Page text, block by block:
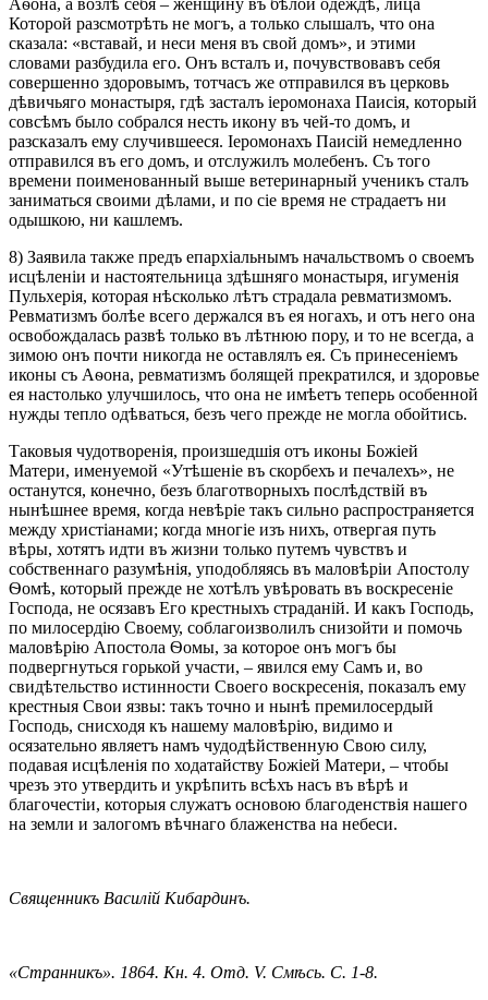
Которой разсмотрѣть не могъ, а только слышалъ, что она
сказала: «вставай, и неси меня въ свой домъ», и этими
словами разбудила его. Онъ всталъ и, почувствовавъ себя
совершенно здоровымъ, тотчасъ же отправился въ церковь
дѣвичьяго монастыря, гдѣ засталъ іеромонаха Паисія, который
совсѣмъ было собрался несть икону въ чей-то домъ, и
разсказалъ ему случившееся. Іеромонахъ Паисій немедленно
отправился въ его домъ, и отслужилъ молебенъ. Съ того
времени поименованный выше ветеринарный ученикъ сталъ
заниматься своими дѣлами, и по сіе время не страдаетъ ни
одышкою, ни кашлемъ.
8) Заявила также предъ епархіальнымъ начальствомъ о своемъ
исцѣленіи и настоятельница здѣшняго монастыря, игуменія
Пульхерія, которая нѣсколько лѣтъ страдала ревматизмомъ.
Ревматизмъ болѣе всего держался въ ея ногахъ, и отъ него она
освобождалась развѣ только въ лѣтнюю пору, и то не всегда, а
зимою онъ почти никогда не оставлялъ ея. Съ принесеніемъ
иконы съ Аѳона, ревматизмъ болящей прекратился, и здоровье
ея настолько улучшилось, что она не имѣетъ теперь особенной
нужды тепло одѣваться, безъ чего прежде не могла обойтись.
Таковыя чудотворенія, произшедшія отъ иконы Божіей
Матери, именуемой «Утѣшеніе въ скорбехъ и печалехъ», не
останутся, конечно, безъ благотворныхъ послѣдствій въ
нынѣшнее время, когда невѣріе такъ сильно распространяется
между христіанами; когда многіе изъ нихъ, отвергая путь
вѣры, хотятъ идти въ жизни только путемъ чувствъ и
собственнаго разумѣнія, уподобляясь въ маловѣріи Апостолу
Ѳомѣ, который прежде не хотѣлъ увѣровать въ воскресеніе
Господа, не осязавъ Его крестныхъ страданій. И какъ Господь,
по милосердію Своему, соблагоизволилъ снизойти и помочь
маловѣрію Апостола Ѳомы, за которое онъ могъ бы
подвергнуться горькой участи, – явился ему Самъ и, во
свидѣтельство истинности Своего воскресенія, показалъ ему
крестныя Свои язвы: такъ точно и нынѣ премилосердый
Господь, снисходя къ нашему маловѣрію, видимо и
осязательно являетъ намъ чудодѣйственную Свою силу,
подавая исцѣленія по ходатайству Божіей Матери, – чтобы
чрезъ это утвердить и укрѣпить всѣхъ насъ въ вѣрѣ и
благочестіи, которыя служатъ основою благоденствія нашего
на земли и залогомъ вѣчнаго блаженства на небеси.
Священникъ Василій Кибардинъ.
«Странникъ». 1864. Кн. 4. Отд. V. Cмѣсь. С. 1-8.